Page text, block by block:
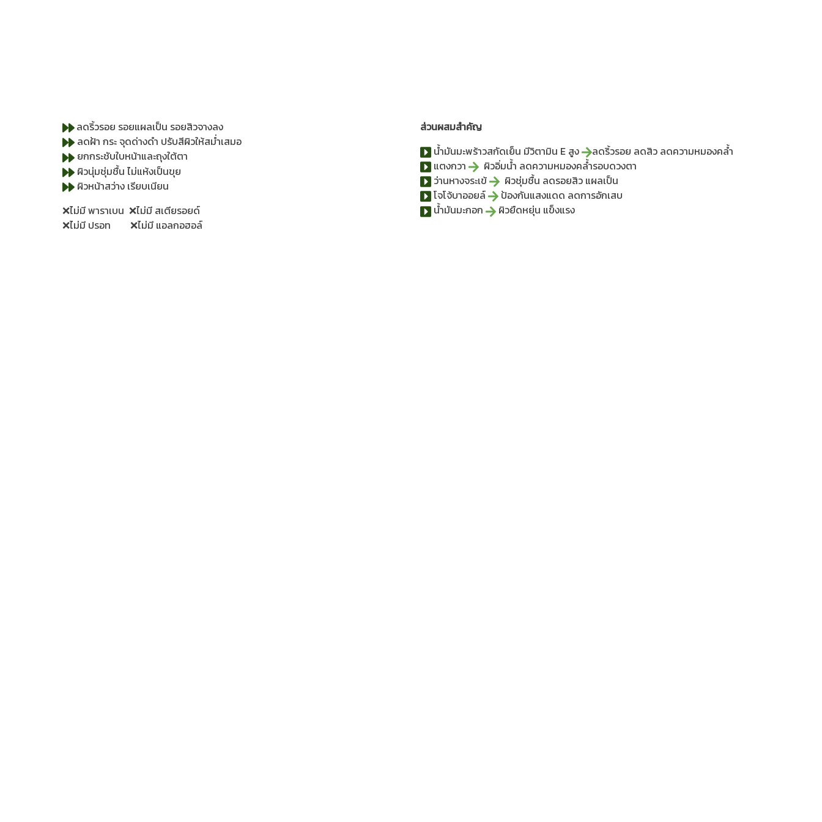
ลดริ้วรอย รอยแผลเป็น รอยสิวจางลง
ลดฝ้า กระ จุดด่างดำ ปรับสีผิวให้สม่ำเสมอ
ยกกระชับใบหน้าและถุงใต้ตา
ผิวนุ่มชุ่มชื้น ไม่แห้งเป็นขุย
ผิวหน้าสว่าง เรียบเนียน
❌ไม่มี พาราเบน ❌ไม่มี สเตียรอยด์
❌ไม่มี ปรอท ❌ไม่มี แอลกอฮอล์
ส่วนผสมสำคัญ
น้ำมันมะพร้าวสกัดเย็น มีวิตามิน E สูง
ลดริ้วรอย ลดสิว ลดความหมองคล้ำ
แตงกวา
ผิวอิ่มน้ำ ลดความหมองคล้ำรอบดวงตา
ว่านหางจระเข้
ผิวชุ่มชื้น ลดรอยสิว แผลเป็น
โจโจ้บาออยล์
ป้องกันแสงแดด ลดการอักเสบ
น้ำมันมะกอก
ผิวยืดหยุ่น แข็งแรง